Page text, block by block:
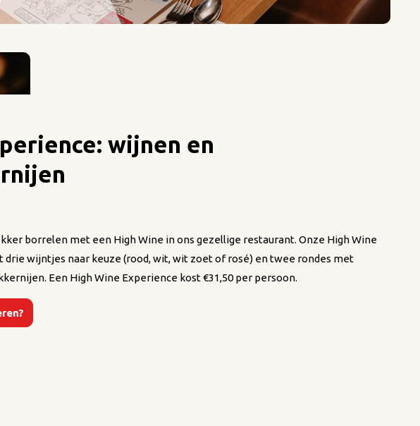
wijnen en
borrelen met een High Wine in ons gezellige restaurant. Onze High Wine
drie wijntjes naar keuze (rood, wit, wit zoet of rosé) en twee rondes met
Een High Wine Experience kost €31,50 per persoon.